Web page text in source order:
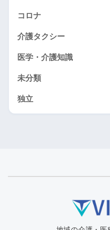
コロナ
介護タクシー
医学・介護知識
未分類
独立